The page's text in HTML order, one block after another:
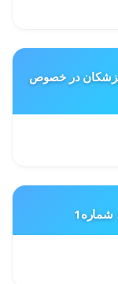
پزشکان در خصوص
شماره1